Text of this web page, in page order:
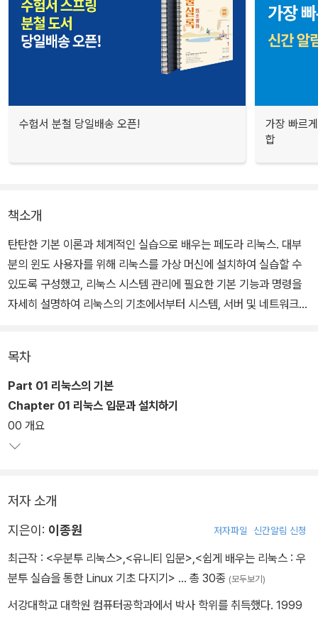
수험서 분철 당일배송 오픈!
가장 빠르
합
책소개
탄탄한 기본 이론과 체계적인 실습으로 배우는 페도라 리눅스. 대부
분의 윈도 사용자를 위해 리눅스를 가상 머신에 설치하여 실습할 수
있도록 구성했고, 리눅스 시스템 관리에 필요한 기본 기능과 명령을
자세히 설명하여 리눅스의 기초에서부터 시스템, 서버 및 네트워크
로도 충분히 활용할 수 있다.
목차
Part 01 리눅스의 기본
Chapter 01 리눅스 입문과 설치하기
00 개요
저자 소개
지은이: 이종원 저자파일 신간알림 신청
최근작 : <우분투 리눅스>,<유니티 입문>,<쉽게 배우는 리눅스 : 우
분투 실습을 통한 Linux 기초 다지기> … 총 30종 (모두보기)
서강대학교 대학원 컴퓨터공학과에서 박사 학위를 취득했다. 1999